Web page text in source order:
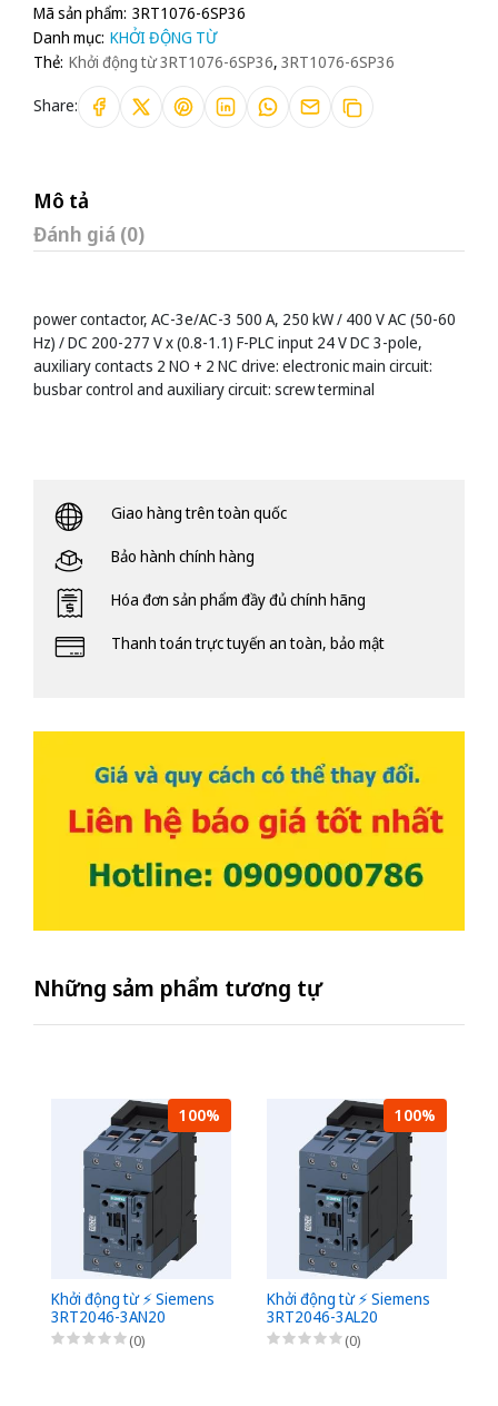
Mã sản phẩm: 3RT1076-6SP36
Danh mục: KHỞI ĐỘNG TỪ
Thẻ: Khởi động từ 3RT1076-6SP36, 3RT1076-6SP36
Share:
Mô tả
Đánh giá (0)
power contactor, AC-3e/AC-3 500 A, 250 kW / 400 V AC (50-60
Hz) / DC 200-277 V x (0.8-1.1) F-PLC input 24 V DC 3-pole,
auxiliary contacts 2 NO + 2 NC drive: electronic main circuit:
busbar control and auxiliary circuit: screw terminal
Giao hàng trên toàn quốc
Bảo hành chính hàng
Hóa đơn sản phẩm đầy đủ chính hãng
Thanh toán trực tuyến an toàn, bảo mật
Những sảm phẩm tương tự
100%
Khởi động từ ⚡️ Siemens
3RT2046-3AN20
(0)
100%
Khởi động từ ⚡️ Siemens
3RT2046-3AL20
(0)